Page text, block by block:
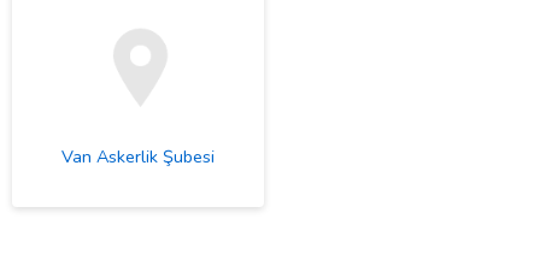
Van Askerlik Şubesi